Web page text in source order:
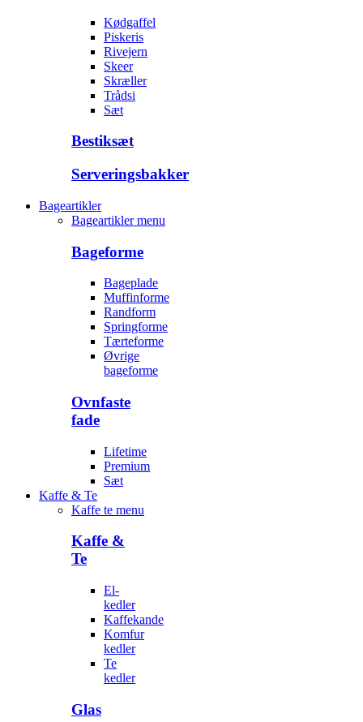
Kødgaffel
Piskeris
Rivejern
Skeer
Skræller
Trådsi
Sæt
Bestiksæt
Serveringsbakker
Bageartikler
Bageartikler menu
Bageforme
Bageplade
Muffinforme
Randform
Springforme
Tærteforme
Øvrige
bageforme
Ovnfaste
fade
Lifetime
Premium
Sæt
Kaffe & Te
Kaffe te menu
Kaffe &
Te
El-
kedler
Kaffekande
Komfur
kedler
Te
kedler
Glas